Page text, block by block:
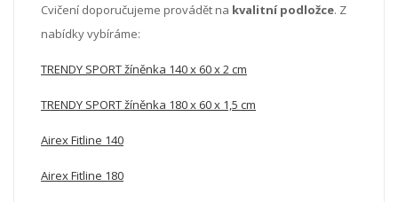
Cvičení doporučujeme provádět na kvalitní podložce. Z
nabídky vybíráme:
TRENDY SPORT žíněnka 140 x 60 x 2 cm
TRENDY SPORT žíněnka 180 x 60 x 1,5 cm
Airex Fitline 140
Airex Fitline 180